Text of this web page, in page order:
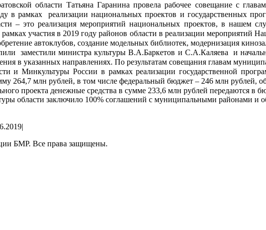
области Татьяна Гаранина провела рабочее совещание с
в рамках реализации национальных проектов и государственных
– это реализация мероприятий национальных проектов, в нашем
участия в 2019 году районов области в реализации мероприятий
автоклубов, создание модельных библиотек, модернизация
заместили министра культуры В.А.Баркетов и С.А.Каляева и
в указанных направлениях. По результатам совещания главам
и Минкультуры России в рамках реализации государственной
264,7 млн рублей, в том числе федеральный бюджет – 246 млн рублей,
проекта денежные средства в сумме 233,6 млн рублей передаются в
области заключило 100% соглашений с муниципальными районами и
|
БМР. Все права защищены.